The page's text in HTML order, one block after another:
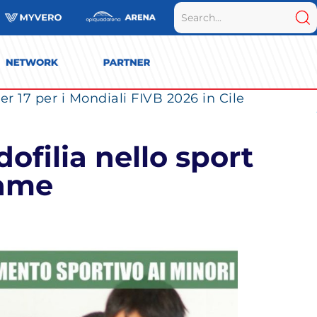
17 per i Mondiali FIVB 2026 in Cile
nello sport